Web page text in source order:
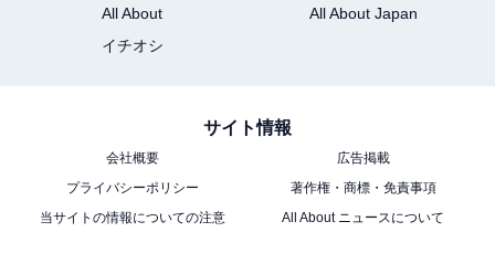
All About
All About Japan
イチオシ
サイト情報
会社概要
広告掲載
プライバシーポリシー
著作権・商標・免責事項
当サイトの情報についての注意
All About ニュースについて